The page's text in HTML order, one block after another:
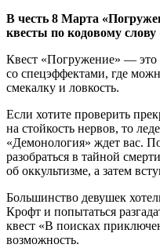
В честь 8 Марта
квесты по кодовому
Квест «Погружение» —
со спецэффектами, где
смекалку и ловкость.
Если хотите проверить
на стойкость нервов, то
«Демонология» ждет вас.
разобраться в тайной
об оккультизме, а затем
Большинство девушек
Крофт и попытаться
квест «В поисках
возможность.